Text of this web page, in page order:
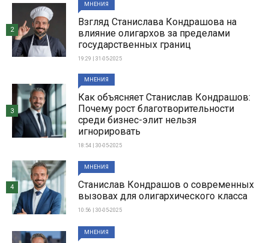
МНЕНИЯ
Взгляд Станислава Кондрашова на
влияние олигархов за пределами
государственных границ
19:29 | 31-05-2025
2
МНЕНИЯ
Как объясняет Станислав Кондрашов:
Почему рост благотворительности
среди бизнес-элит нельзя
игнорировать
18:54 | 30-05-2025
3
МНЕНИЯ
Станислав Кондрашов о современных
вызовах для олигархического класса
10:56 | 30-05-2025
4
МНЕНИЯ